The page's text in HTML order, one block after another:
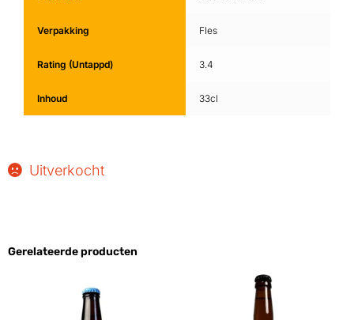
Verpakking Fles
Rating (Untappd) 3.4
Inhoud 33cl
Uitverkocht
Gerelateerde producten